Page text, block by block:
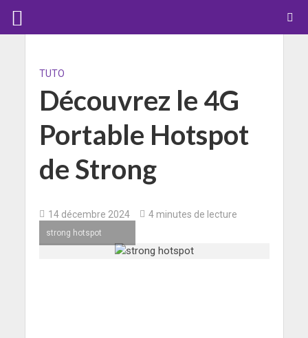
TUTO
Découvrez le 4G
Portable Hotspot
de Strong
14 décembre 2024 4 minutes de lecture
strong hotspot